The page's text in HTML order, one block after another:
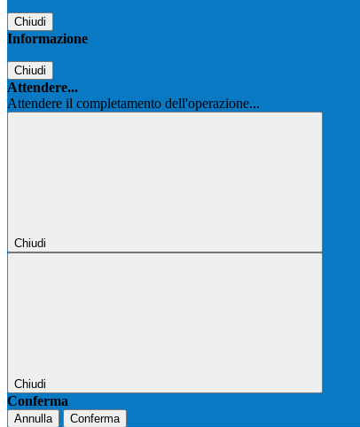
Chiudi
Informazione
Chiudi
Attendere...
Attendere il completamento dell'operazione...
Chiudi
Chiudi
Conferma
Annulla Conferma